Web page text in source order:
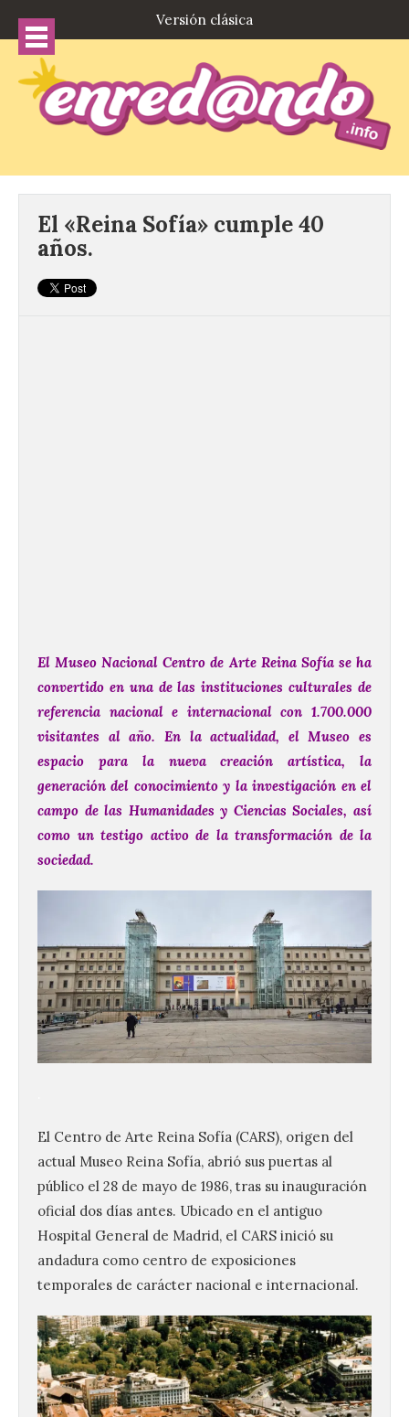
Versión clásica
El «Reina Sofía» cumple 40
años.
El Museo Nacional Centro de Arte Reina Sofía se ha
convertido en una de las instituciones culturales de
referencia nacional e internacional con 1.700.000
visitantes al año. En la actualidad, el Museo es
espacio para la nueva creación artística, la
generación del conocimiento y la investigación en el
campo de las Humanidades y Ciencias Sociales, así
como un testigo activo de la transformación de la
sociedad.
El Centro de Arte Reina Sofía (CARS), origen del
actual Museo Reina Sofía, abrió sus puertas al
público el 28 de mayo de 1986, tras su inauguración
oficial dos días antes. Ubicado en el antiguo
Hospital General de Madrid, el CARS inició su
andadura como centro de exposiciones
temporales de carácter nacional e internacional.